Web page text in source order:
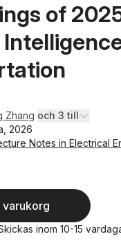
of
Zhang och 3 till
2026
Notes in Electrical
varukorg
inom 10-15